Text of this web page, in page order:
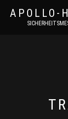
APOLLO-